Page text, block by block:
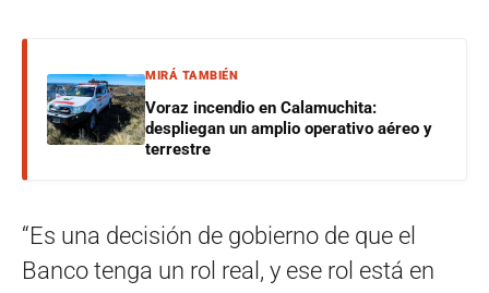
MIRÁ TAMBIÉN
Voraz incendio en Calamuchita:
despliegan un amplio operativo aéreo y
terrestre
“Es una decisión de gobierno de que el
Banco tenga un rol real, y ese rol está en